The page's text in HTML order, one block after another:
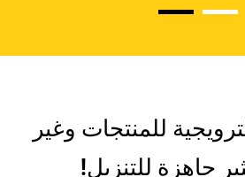
للمنتجات وغير
جاهزة للتنزيل!